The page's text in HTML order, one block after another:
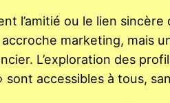
l’amitié ou le lien
accroche marketing, mais
L’exploration des
sont accessibles à tous,